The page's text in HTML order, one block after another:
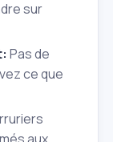
sur
Pas de
ce que